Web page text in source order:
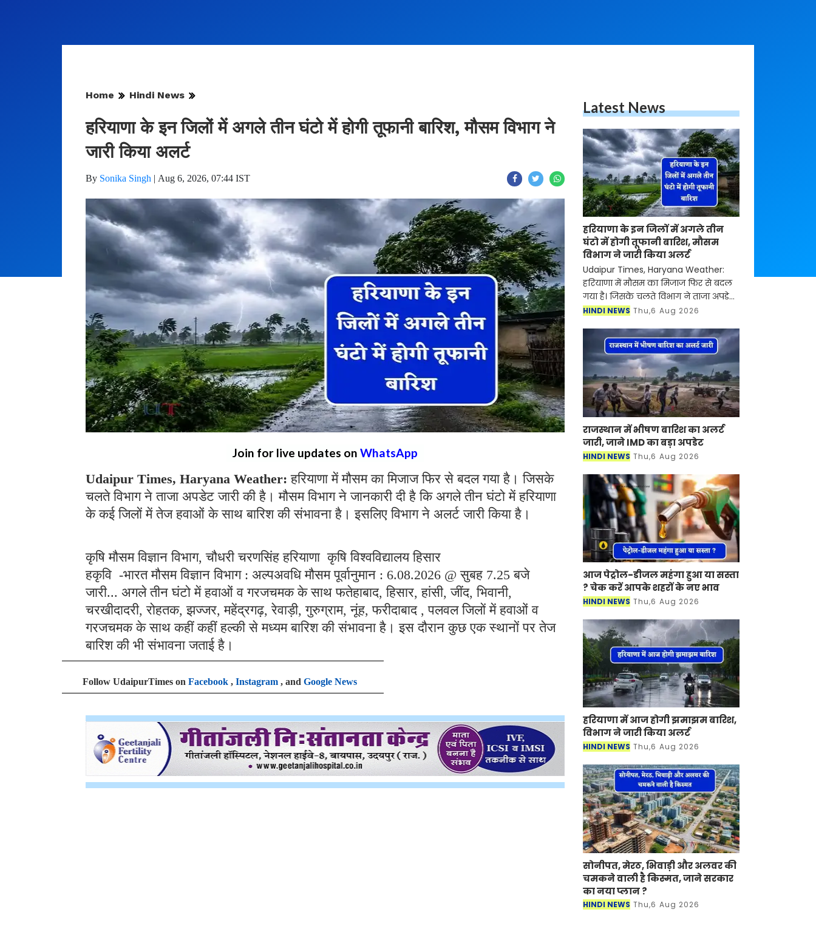
Home Hindi News
हरियाणा के इन जिलों में अगले तीन घंटो में होगी तूफानी बारिश, मौसम विभाग ने
जारी किया अलर्ट
By Sonika Singh | Aug 6, 2026, 07:44 IST
Join for live updates on WhatsApp
Udaipur Times, Haryana Weather:हरियाणा में मौसम का मिजाज फिर से बदल गया है। जिसके
चलते विभाग ने ताजा अपडेट जारी की है। मौसम विभाग ने जानकारी दी है कि अगले तीन घंटो में हरियाणा
के कई जिलों में तेज हवाओं के साथ बारिश की संभावना है। इसलिए विभाग ने अलर्ट जारी किया है।
कृषि मौसम विज्ञान विभाग, चौधरी चरणसिंह हरियाणा कृषि विश्वविद्यालय हिसार
हकृवि -भारत मौसम विज्ञान विभाग : अल्पअवधि मौसम पूर्वानुमान : 6.08.2026 @ सुबह 7.25 बजे
जारी... अगले तीन घंटो में हवाओं व गरजचमक के साथ फतेहाबाद, हिसार, हांसी, जींद, भिवानी,
चरखीदादरी, रोहतक, झज्जर, महेंद्रगढ़, रेवाड़ी, गुरुग्राम, नूंह, फरीदाबाद , पलवल जिलों में हवाओं व
गरजचमक के साथ कहीं कहीं हल्की से मध्यम बारिश की संभावना है। इस दौरान कुछ एक स्थानों पर तेज
बारिश की भी संभावना जताई है।
Follow UdaipurTimes on Facebook , Instagram , and Google News
Latest News
हरियाणा के इन जिलों में अगले तीन
घंटो में होगी तूफानी बारिश, मौसम
विभाग ने जारी किया अलर्ट
Udaipur Times, Haryana Weather:
हरियाणा में मौसम का मिजाज फिर से बदल
गया है। जिसके चलते विभाग ने ताजा अपडेट
जारी की है। मौसम विभाग ने जानकारी दी है
में तेज हव
HINDI NEWS Thu,6 Aug 2026
राजस्थान में भीषण बारिश का अलर्ट
जारी, जाने IMD का बड़ा अपडेट
HINDI NEWS Thu,6 Aug 2026
आज पेट्रोल-डीजल महंगा हुआ या सस्ता
? चेक करें आपके शहरों के नए भाव
HINDI NEWS Thu,6 Aug 2026
हरियाणा में आज होगी झमाझम बारिश,
विभाग ने जारी किया अलर्ट
HINDI NEWS Thu,6 Aug 2026
सोनीपत, मेरठ, भिवाड़ी और अलवर की
चमकने वाली है किस्मत, जाने सरकार
का नया प्लान ?
HINDI NEWS Thu,6 Aug 2026